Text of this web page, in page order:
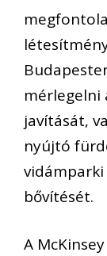
mérlegelni
javítását,
nyújtó
bővítését.
A